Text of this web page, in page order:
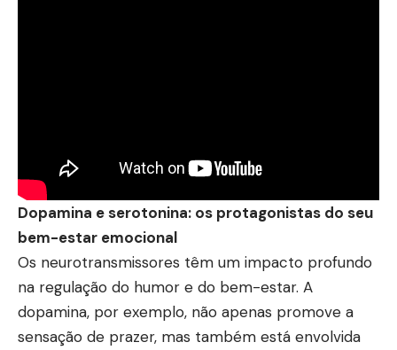
Dopamina e serotonina: os protagonistas do seu
bem-estar emocional
Os neurotransmissores têm um impacto profundo
na regulação do humor e do bem-estar. A
dopamina, por exemplo, não apenas promove a
sensação de prazer, mas também está envolvida